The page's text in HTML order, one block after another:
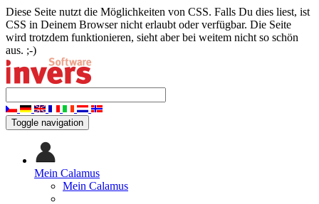
Diese Seite nutzt die Möglichkeiten von CSS. Falls Du dies liest, ist
CSS in Deinem Browser nicht erlaubt oder verfügbar. Die Seite
wird trotzdem funktionieren, sieht aber bei weitem nicht so schön
aus. ;-)
Toggle navigation
Mein Calamus
Mein Calamus